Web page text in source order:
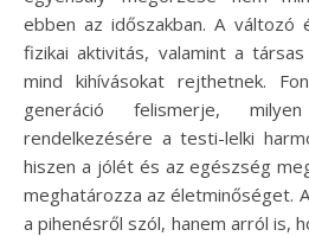
ebben az időszakban. A változó
fizikai aktivitás, valamint a társas
mind kihívásokat rejthetnek.
generáció felismerje,
rendelkezésére a testi-lelki
hiszen a jólét és az egészség
meghatározza az életminőséget.
a pihenésről szól, hanem arról is,